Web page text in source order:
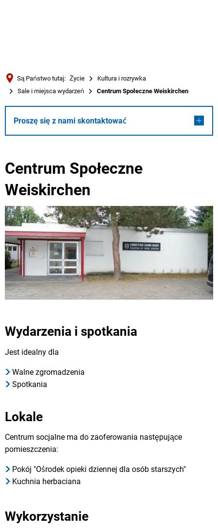
Русский
Deutsch
Są Państwo tutaj: Życie
Kultura i rozrywka
Sale i miejsca wydarzeń
Centrum Społeczne Weiskirchen
Proszę się z nami skontaktować
Centrum Społeczne
Weiskirchen
Wydarzenia i spotkania
Jest idealny dla
Walne zgromadzenia
Spotkania
Lokale
Centrum socjalne ma do zaoferowania następujące
pomieszczenia:
Pokój "Ośrodek opieki dziennej dla osób starszych"
Kuchnia herbaciana
Wykorzystanie